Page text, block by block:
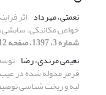
نعمتی، مهرداد اثر
خواص مکانیکی، سایشی و
شماره 3، 1397، صفحه 12-21]
نعیمی مرندی، رضا
قرمز مدوله شده در عیب
لبه و ریخت شناسی